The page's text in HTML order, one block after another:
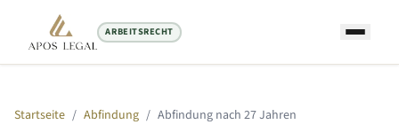
ARBEITSRECHT
Startseite / Abfindung / Abfindung nach 27 Jahren